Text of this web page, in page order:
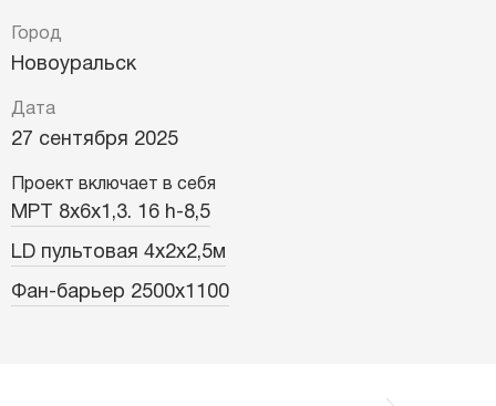
Город
Новоуральск
Дата
27 сентября 2025
Проект включает в себя
МРТ 8х6х1,3. 16 h-8,5
LD пультовая 4х2х2,5м
Фан-барьер 2500х1100